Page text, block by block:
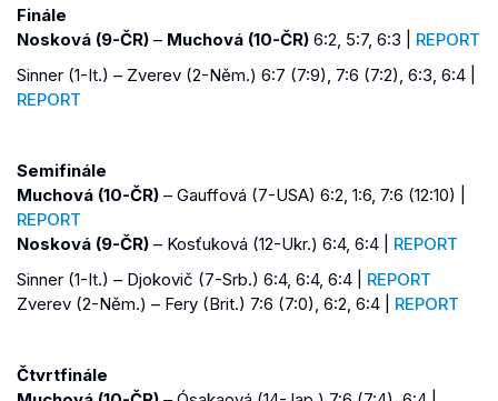
Finále
Nosková (9-ČR) – Muchová (10-ČR) 6:2, 5:7, 6:3 | REPORT
Sinner (1-It.) – Zverev (2-Něm.) 6:7 (7:9), 7:6 (7:2), 6:3, 6:4 |
REPORT
Semifinále
Muchová (10-ČR) – Gauffová (7-USA) 6:2, 1:6, 7:6 (12:10) |
REPORT
Nosková (9-ČR) – Kosťuková (12-Ukr.) 6:4, 6:4 | REPORT
Sinner (1-It.) – Djokovič (7-Srb.) 6:4, 6:4, 6:4 | REPORT
Zverev (2-Něm.) – Fery (Brit.) 7:6 (7:0), 6:2, 6:4 | REPORT
Čtvrtfinále